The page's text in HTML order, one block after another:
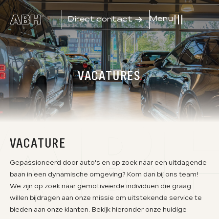
Direct contact Menu
01
Home
02
Aanbod
03
Diensten
04
Werkplaats
05
Over ons
06
Verkocht
07
Contact
VACATURES
VACATURE
Gepassioneerd door auto's en op zoek naar een uitdagende
baan in een dynamische omgeving? Kom dan bij ons team!
We zijn op zoek naar gemotiveerde individuen die graag
willen bijdragen aan onze missie om uitstekende service te
bieden aan onze klanten. Bekijk hieronder onze huidige